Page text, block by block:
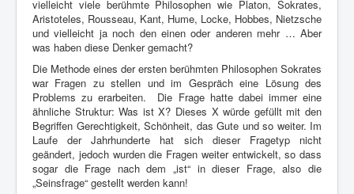
vielleicht viele berühmte Philosophen wie Platon, Sokrates,
Aristoteles, Rousseau, Kant, Hume, Locke, Hobbes, Nietzsche
und vielleicht ja noch den einen oder anderen mehr … Aber
was haben diese Denker gemacht?
Die Methode eines der ersten berühmten Philosophen Sokrates
war Fragen zu stellen und im Gespräch eine Lösung des
Problems zu erarbeiten. Die Frage hatte dabei immer eine
ähnliche Struktur: Was ist X? Dieses X würde gefüllt mit den
Begriffen Gerechtigkeit, Schönheit, das Gute und so weiter. Im
Laufe der Jahrhunderte hat sich dieser Fragetyp nicht
geändert, jedoch wurden die Fragen weiter entwickelt, so dass
sogar die Frage nach dem „ist“ in dieser Frage, also die
„Seinsfrage“ gestellt werden kann!